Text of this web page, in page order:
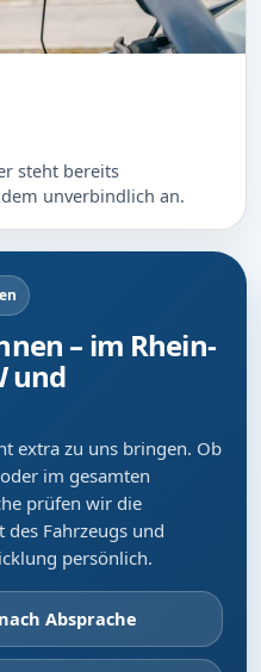
steht bereits
unverbindlich an.
– im Rhein-
und
extra zu uns bringen. Ob
im gesamten
prüfen wir die
Fahrzeugs und
persönlich.
Absprache